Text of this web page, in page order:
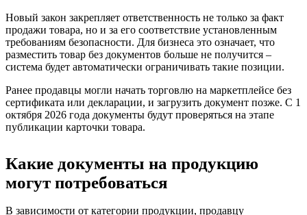
Новый закон закрепляет ответственность не только за факт
продажи товара, но и за его соответствие установленным
требованиям безопасности. Для бизнеса это означает, что
разместить товар без документов больше не получится –
система будет автоматически ограничивать такие позиции.
Ранее продавцы могли начать торговлю на маркетплейсе без
сертификата или декларации, и загрузить документ позже. С 1
октября 2026 года документы будут проверяться на этапе
публикации карточки товара.
Какие документы на продукцию
могут потребоваться
В зависимости от категории продукции, продавцу